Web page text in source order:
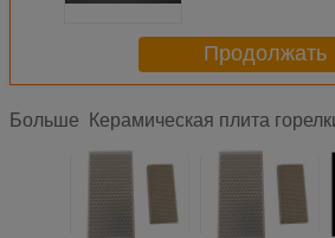
Продолжать
Больше Керамическая плита